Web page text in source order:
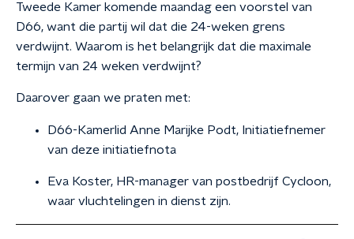
Tweede Kamer komende maandag een voorstel van
D66, want die partij wil dat die 24-weken grens
verdwijnt. Waarom is het belangrijk dat die maximale
termijn van 24 weken verdwijnt?
Daarover gaan we praten met:
D66-Kamerlid Anne Marijke Podt, Initiatiefnemer
van deze initiatiefnota
Eva Koster, HR-manager van postbedrijf Cycloon,
waar vluchtelingen in dienst zijn.